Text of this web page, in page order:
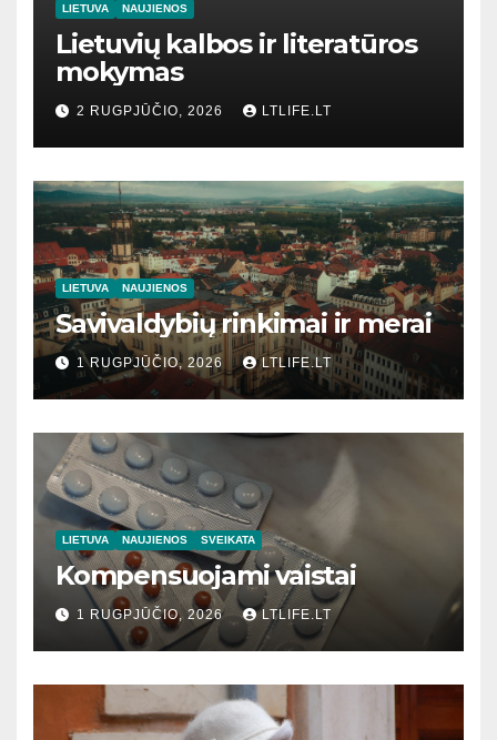
LIETUVA NAUJIENOS
Lietuvių kalbos ir literatūros
mokymas
2 RUGPJŪČIO, 2026 LTLIFE.LT
LIETUVA NAUJIENOS
Savivaldybių rinkimai ir merai
1 RUGPJŪČIO, 2026 LTLIFE.LT
LIETUVA NAUJIENOS SVEIKATA
Kompensuojami vaistai
1 RUGPJŪČIO, 2026 LTLIFE.LT